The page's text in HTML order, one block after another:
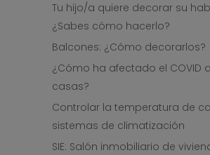
Tu hijo/a quiere decorar su
¿Sabes cómo hacerlo?
Balcones: ¿Cómo decorarlos?
¿Cómo ha afectado el COVID
casas?
Controlar la temperatura de
sistemas de climatización
SIE: Salón inmobiliario de